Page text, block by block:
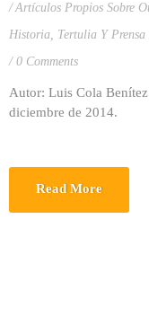
Artículos Propios Sobre
Historia, Tertulia Y
0 Comments
Autor: Luis Cola
diciembre de 2014.
Read More